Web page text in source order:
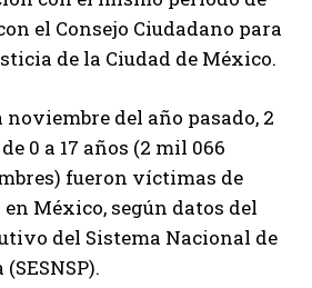
el Consejo Ciudadano para
de la Ciudad de México.
noviembre del año pasado, 2
0 a 17 años (2 mil 066
fueron víctimas de
México, según datos del
del Sistema Nacional de